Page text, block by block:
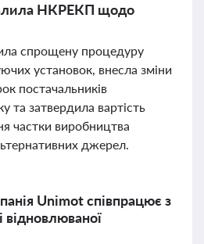
НКРЕКП щодо
спрощену процедуру
установок, внесла зміни
постачальників
та затвердила вартість
частки виробництва
джерел.
Unimot співпрацює з
відновлюваної